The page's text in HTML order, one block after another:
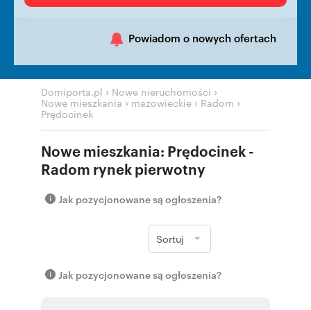
Powiadom o nowych ofertach
Domiporta.pl › Nowe nieruchomości ›
Nowe mieszkania › mazowieckie › Radom ›
Prędocinek
Nowe mieszkania: Prędocinek -
Radom rynek pierwotny
Jak pozycjonowane są ogłoszenia?
Sortuj
Jak pozycjonowane są ogłoszenia?